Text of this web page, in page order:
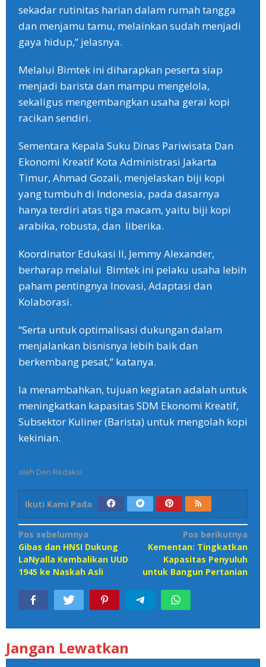
sekadar rutinitas harian dalam rumah tangga
dan menjamu tamu, melainkan sudah menjadi
gaya hidup,” jelasnya.
️Melalui Bimtek ini diharapkan peserta siap
menjadi barista dan mampu mengelola,
sekaligus mengembangkan usaha gerai kopi
racikan sendiri.
Sementara Kepala Suku Dinas Pariwisata Dan
Ekonomi Kreatif Kota Administrasi Jakarta
Timur, Ahmad Gozali, menjelaskan biji kopi
yang tumbuh di Indonesia, pada dasarnya
hanya terdiri atas tiga macam, yaitu biji kopi
arabika, robusta, dan liberika.
Koordinator Edukasi II, Jemmy Alexander,
berharap melalui Bimtek ini pelaku usaha lebih
paham pentingnya Inovasi, Adaptasi dan
Kolaborasi.
“Serta untuk optimalisasi dukungan dalam
menjalankan bisnisnya lebih baik dan
berkembang pesat,” katanya.
Ia menambahkan, tujuan kegiatan adalah untuk
meningkatkan kapasitas SDM Ekonomi Kreatif,
Subsektor Kuliner (Barista) untuk mengolah kopi
kekinian.
oleh Den Redaksi
Ikuti Kami Pada
Navigasi
pos
Pos sebelumnya
Gibas dan HNSI Dukung
LaNyalla Kembalikan UUD
1945 ke Naskah Asli
Pos berikutnya
Kementan: Tingkatkan
Kapasitas Penyuluh
untuk Bangun Pertanian
Jangan Lewatkan